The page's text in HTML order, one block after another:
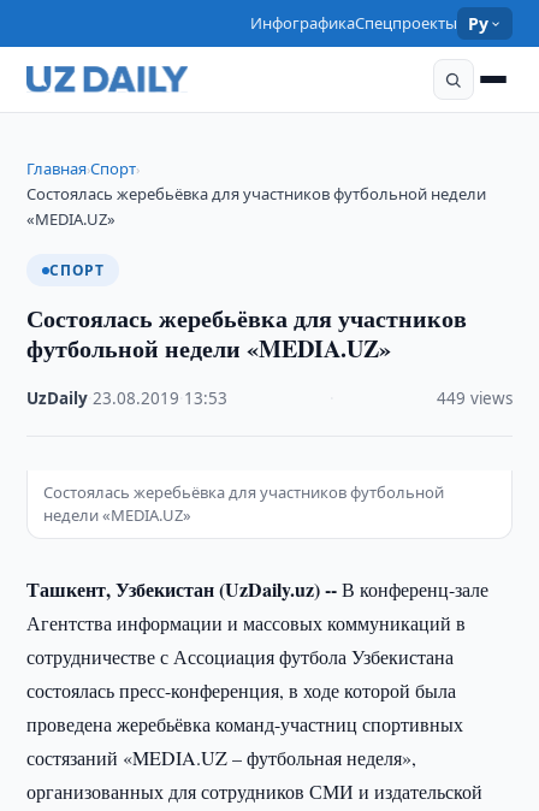
ИнфографикаСпецпроекты Ру
Главная›Спорт›
Состоялась жеребьёвка для участников футбольной недели
«MEDIA.UZ»
СПОРТ
Состоялась жеребьёвка для участников
футбольной недели «MEDIA.UZ»
UzDaily ·23.08.2019 13:53 449 views
Состоялась жеребьёвка для участников футбольной
недели «MEDIA.UZ»
Ташкент, Узбекистан (UzDaily.uz) --В конференц-зале
Агентства информации и массовых коммуникаций в
сотрудничестве с Ассоциация футбола Узбекистана
состоялась пресс-конференция, в ходе которой была
проведена жеребьёвка команд-участниц спортивных
состязаний «MEDIA.UZ – футбольная неделя»,
организованных для сотрудников СМИ и издательской